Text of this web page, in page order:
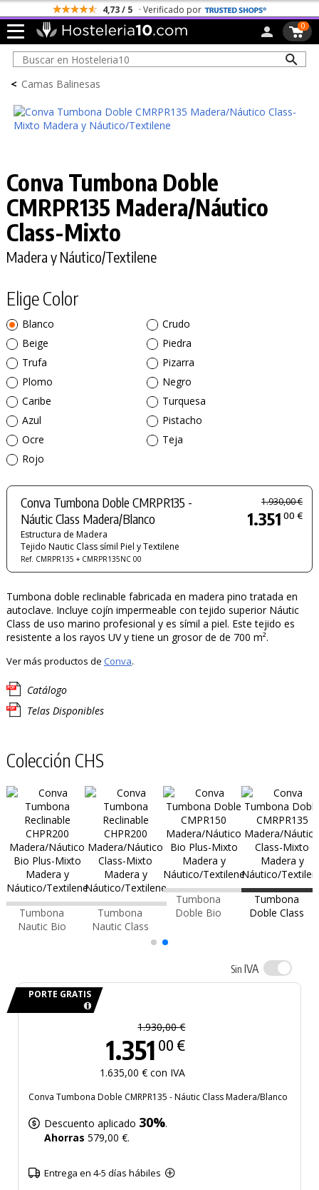
4,73 / 5 · Verificado por
0
< Camas Balinesas
Conva Tumbona Doble
CMRPR135 Madera/Náutico
Class-Mixto
Madera y Náutico/Textilene
Elige Color
Blanco
Crudo
Beige
Piedra
Trufa
Pizarra
Plomo
Negro
Caribe
Turquesa
Azul
Pistacho
Ocre
Teja
Rojo
Conva Tumbona Doble CMRPR135 -
Náutic Class Madera/Blanco
Estructura de Madera
Tejido Nautic Class símil Piel y Textilene
Ref. CMRPR135 + CMRPR135NC 00
1.930,00 €
1.351 00 €
Tumbona doble reclinable fabricada en madera pino tratada en
autoclave. Incluye cojín impermeable con tejido superior Náutic
Class de uso marino profesional y es símil a piel. Este tejido es
resistente a los rayos UV y tiene un grosor de de 700 m².
Ver más productos de Conva.
Catálogo
Telas Disponibles
Colección CHS
Tumbona
Nautic Bio
Tumbona
Nautic Class
Tumbona
Doble Bio
Tumbona
Doble Class
Sin IVA
PORTE GRATIS
1.930,00 €
1.351 00 €
1.635,00 € con IVA
Conva Tumbona Doble CMRPR135 - Náutic Class Madera/Blanco
Descuento aplicado 30%.
Ahorras 579,00 €.
Entrega en 4-5 días hábiles